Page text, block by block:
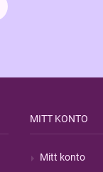
MITT KONTO
Mitt konto